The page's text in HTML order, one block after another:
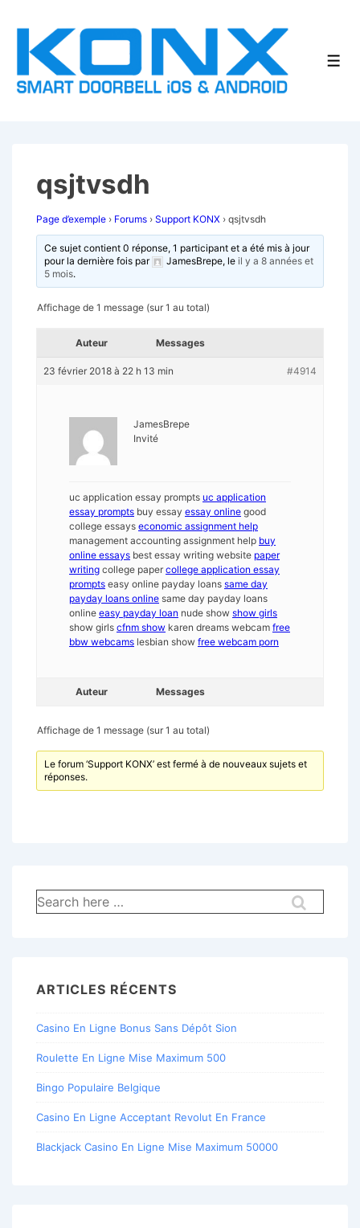
passer
contenu
qsjtvsdh
Page d’exemple › Forums › Support KONX › qsjtvsdh
Ce sujet contient 0 réponse, 1 participant et a été mis à jour
pour la dernière fois par
JamesBrepe, leil y a 8 années et
5 mois.
Affichage de 1 message (sur 1 au total)
Auteur Messages
23 février 2018 à 22 h 13 min #4914
JamesBrepe
Invité
uc application essay prompts uc application
essay prompts buy essay essay online good
college essays economic assignment help
management accounting assignment help buy
online essays best essay writing website paper
writing college paper college application essay
prompts easy online payday loans same day
payday loans online same day payday loans
online easy payday loan nude show show girls
show girls cfnm show karen dreams webcam free
bbw webcams lesbian show free webcam porn
Auteur Messages
Affichage de 1 message (sur 1 au total)
Le forum ‘Support KONX’ est fermé à de nouveaux sujets et
réponses.
Recherche
pour:
ARTICLES RÉCENTS
Casino En Ligne Bonus Sans Dépôt Sion
Roulette En Ligne Mise Maximum 500
Bingo Populaire Belgique
Casino En Ligne Acceptant Revolut En France
Blackjack Casino En Ligne Mise Maximum 50000